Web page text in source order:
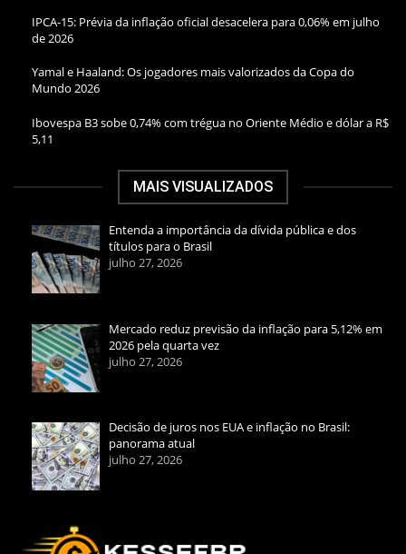
IPCA-15: Prévia da inflação oficial desacelera para 0,06% em julho
de 2026
Yamal e Haaland: Os jogadores mais valorizados da Copa do
Mundo 2026
Ibovespa B3 sobe 0,74% com trégua no Oriente Médio e dólar a R$
5,11
MAIS VISUALIZADOS
Entenda a importância da dívida pública e dos
títulos para o Brasil
julho 27, 2026
Mercado reduz previsão da inflação para 5,12% em
2026 pela quarta vez
julho 27, 2026
Decisão de juros nos EUA e inflação no Brasil:
panorama atual
julho 27, 2026